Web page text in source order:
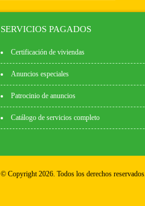
SERVICIOS PAGADOS
Certificación de viviendas
Anuncios especiales
Patrocinio de anuncios
Catálogo de servicios completo
© Copyright 2026. Todos los derechos reservados.